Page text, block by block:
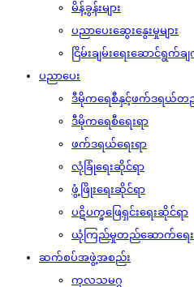
မိန့်ခွန်းများ
ပညာပေးဆွေးနွေးမှုများ
ငြိမ်းချမ်းရေးဆောင်ရွက်ချ
ပညာပေး
ဒီမိုကရေစီနှင့်ဖက်ဒရယ်တည်
ဒီမိုကရေစီရေးရာ
ဖက်ဒရယ်ရေးရာ
လုံခြုံရေးဆိုင်ရာ
ဖွံ့ဖြိုးရေးဆိုင်ရာ
ပဋိပက္ခဖြေရှင်းရေးဆိုင်ရာ
ယုံကြည်မှုတည်ဆောက်ရေး
ဆက်စပ်အဖွဲ့အစည်း
ကုလသမဂ္ဂ